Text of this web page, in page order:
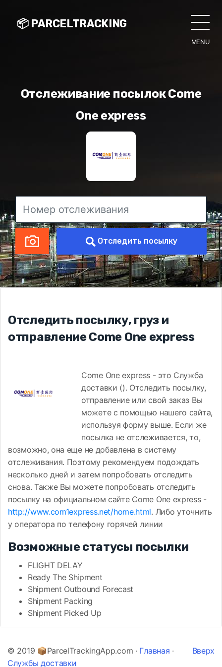
MENU
📦 PARCELTRACKING
Отслеживание посылок Come
One express
Отследить посылку
Отследить посылку, груз и
отправление Come One express
Come One express - это Служба
доставки (). Отследить посылку,
отправление или свой заказ Вы
можете с помощью нашего сайта,
используя форму выше. Если же
посылка не отслеживается, то,
возможно, она еще не добавлена в систему
отслеживания. Поэтому рекомендуем подождать
несколько дней и затем попробовать отследить
снова. Также Вы можете попробовать отследить
посылку на официальном сайте Come One express -
http://www.com1express.net/home.html. Либо уточнить
у оператора по телефону горячей линии
Возможные статусы посылки
FLIGHT DELAY
Ready The Shipment
Shipment Outbound Forecast
Shipment Packing
Shipment Picked Up
Вверх
© 2019 📦ParcelTrackingApp.com · Главная ·
Службы доставки